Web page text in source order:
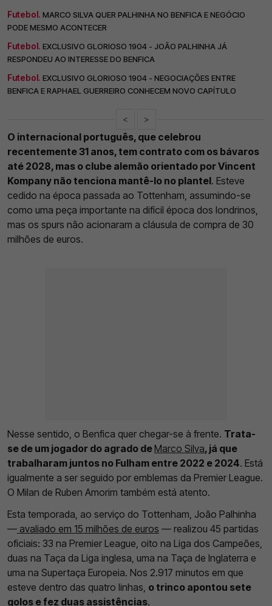
Futebol. MARCO SILVA QUER PALHINHA NO BENFICA E NEGÓCIO
PODE MESMO ACONTECER
Futebol. EXCLUSIVO GLORIOSO 1904 - JOÃO PALHINHA JÁ
RESPONDEU AO INTERESSE DO BENFICA
Futebol. EXCLUSIVO GLORIOSO 1904 - NEGOCIAÇÕES ENTRE
BENFICA E RAPHAEL GUERREIRO CONHECEM NOVO CAPÍTULO
< >
O internacional português, que celebrou
recentemente 31 anos, tem contrato com os bávaros
até 2028, mas o clube alemão orientado por Vincent
Kompany não tenciona mantê-lo no plantel. Esteve
cedido na época passada ao Tottenham, assumindo-se
como uma peça importante na difícil época dos londrinos,
mas os spurs não acionaram a cláusula de compra de 30
milhões de euros.
Nesse sentido, o Benfica quer chegar-se à frente. Trata-
se de um jogador do agrado deMarco Silva, já que
trabalharam juntos no Fulham entre 2022 e 2024. Está
igualmente a ser seguido por emblemas da Premier League.
O Milan de Ruben Amorim também está atento.
Esta temporada, ao serviço do Tottenham, João Palhinha
— avaliado em 15 milhões de euros — realizou 45 partidas
oficiais: 33 na Premier League, oito na Liga dos Campeões,
duas na Taça da Liga inglesa, uma na Taça de Inglaterra e
uma na Supertaça Europeia. Nos 2.917 minutos em que
esteve dentro das quatro linhas, o trinco apontou sete
golos e fez duas assistências.